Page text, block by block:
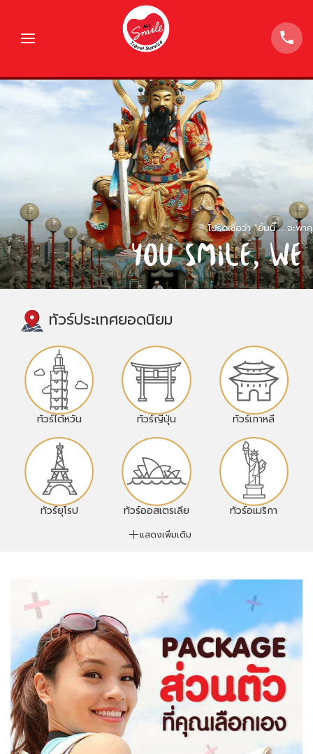
ทัวร์ประเทศยอดนิยม
ทัวร์ไต้หวัน ทัวร์ญี่ปุ่น ทัวร์เกาหลี
ทัวร์ยุโรป ทัวร์ออสเตรเลีย ทัวร์อเมริกา
แสดงเพิ่มเติม